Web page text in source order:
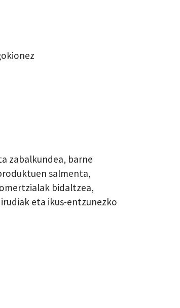
zabalkundea, barne
salmenta,
bidaltzea,
eta ikus-entzunezko